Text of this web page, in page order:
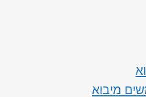
מיבוא